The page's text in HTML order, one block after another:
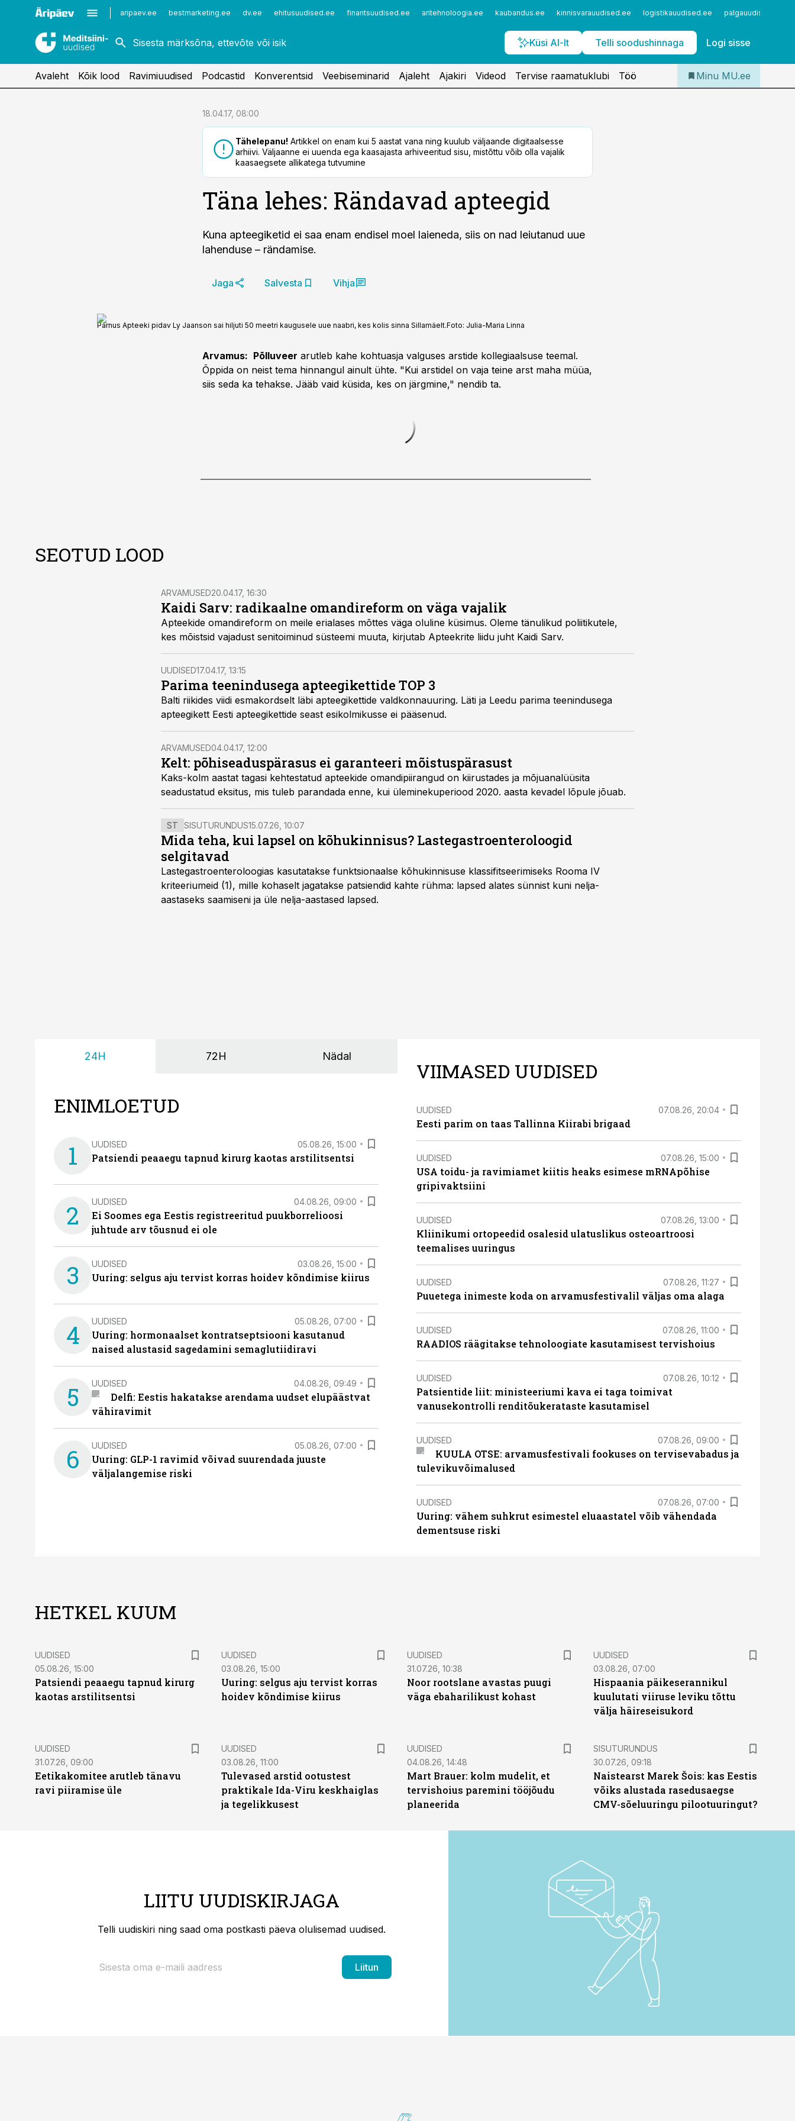
aripaev.ee bestmarketing.ee dv.ee ehitusuudised.ee finantsuudised.ee aritehnoloogia.ee kaubandus.ee kinnisvarauudised.ee logistikauudised.ee palgauudised.ee
Küsi AI-lt Telli soodushinnaga Logi sisse
Kirurgia
Naistehaigused
Vaktsineerimine
Iseteenindus
Telli Meditsiiniuudised
Avaleht Kõik lood Ravimiuudised Podcastid Konverentsid Veebiseminarid Ajaleht Ajakiri Videod Tervise raamatuklubi Töö Minu MU.ee
18.04.17, 08:00
Tähelepanu! Artikkel on enam kui 5 aastat vana ning kuulub väljaande digitaalsesse
arhiivi. Väljaanne ei uuenda ega kaasajasta arhiveeritud sisu, mistõttu võib olla vajalik
kaasaegsete allikatega tutvumine
Täna lehes: Rändavad apteegid
Kuna apteegiketid ei saa enam endisel moel laieneda, siis on nad leiutanud uue
lahenduse – rändamise.
Jaga Salvesta Vihja
Pärnus Apteeki pidav Ly Jaanson sai hiljuti 50 meetri kaugusele uue naabri, kes kolis sinna Sillamäelt.Foto: Julia-Maria Linna
Arvamus: Põlluveer arutleb kahe kohtuasja valguses arstide kollegiaalsuse teemal.
Õppida on neist tema hinnangul ainult ühte. "Kui arstidel on vaja teine arst maha müüa,
siis seda ka tehakse. Jääb vaid küsida, kes on järgmine," nendib ta.
SEOTUD LOOD
ARVAMUSED20.04.17, 16:30
Kaidi Sarv: radikaalne omandireform on väga vajalik
Apteekide omandireform on meile erialases mõttes väga oluline küsimus. Oleme tänulikud poliitikutele,
kes mõistsid vajadust senitoiminud süsteemi muuta, kirjutab Apteekrite liidu juht Kaidi Sarv.
UUDISED17.04.17, 13:15
Parima teenindusega apteegikettide TOP 3
Balti riikides viidi esmakordselt läbi apteegikettide valdkonnauuring. Läti ja Leedu parima teenindusega
apteegikett Eesti apteegikettide seast esikolmikusse ei pääsenud.
ARVAMUSED04.04.17, 12:00
Kelt: põhiseaduspärasus ei garanteeri mõistuspärasust
Kaks-kolm aastat tagasi kehtestatud apteekide omandipiirangud on kiirustades ja mõjuanalüüsita
seadustatud eksitus, mis tuleb parandada enne, kui üleminekuperiood 2020. aasta kevadel lõpule jõuab.
ST SISUTURUNDUS15.07.26, 10:07
Mida teha, kui lapsel on kõhukinnisus? Lastegastroenteroloogid
selgitavad
Lastegastroenteroloogias kasutatakse funktsionaalse kõhukinnisuse klassifitseerimiseks Rooma IV
kriteeriumeid (1), mille kohaselt jagatakse patsiendid kahte rühma: lapsed alates sünnist kuni nelja-
aastaseks saamiseni ja üle nelja-aastased lapsed.
24H 72H Nädal
ENIMLOETUD
1 UUDISED 05.08.26, 15:00
Patsiendi peaaegu tapnud kirurg kaotas arstilitsentsi
2 UUDISED 04.08.26, 09:00
Ei Soomes ega Eestis registreeritud puukborrelioosi
juhtude arv tõusnud ei ole
3 UUDISED 03.08.26, 15:00
Uuring: selgus aju tervist korras hoidev kõndimise kiirus
4 UUDISED 05.08.26, 07:00
Uuring: hormonaalset kontratseptsiooni kasutanud
naised alustasid sagedamini semaglutiidiravi
5 UUDISED 04.08.26, 09:49
Delfi: Eestis hakatakse arendama uudset elupäästvat
vähiravimit
6 UUDISED 05.08.26, 07:00
Uuring: GLP-1 ravimid võivad suurendada juuste
väljalangemise riski
VIIMASED UUDISED
UUDISED 07.08.26, 20:04
Eesti parim on taas Tallinna Kiirabi brigaad
UUDISED 07.08.26, 15:00
USA toidu- ja ravimiamet kiitis heaks esimese mRNApõhise
gripivaktsiini
UUDISED 07.08.26, 13:00
Kliinikumi ortopeedid osalesid ulatuslikus osteoartroosi
teemalises uuringus
UUDISED 07.08.26, 11:27
Puuetega inimeste koda on arvamusfestivalil väljas oma alaga
UUDISED 07.08.26, 11:00
RAADIOS räägitakse tehnoloogiate kasutamisest tervishoius
UUDISED 07.08.26, 10:12
Patsientide liit: ministeeriumi kava ei taga toimivat
vanusekontrolli renditõukerataste kasutamisel
UUDISED 07.08.26, 09:00
KUULA OTSE: arvamusfestivali fookuses on tervisevabadus ja
tulevikuvõimalused
UUDISED 07.08.26, 07:00
Uuring: vähem suhkrut esimestel eluaastatel võib vähendada
dementsuse riski
HETKEL KUUM
UUDISED
05.08.26, 15:00
Patsiendi peaaegu tapnud kirurg
kaotas arstilitsentsi
UUDISED
03.08.26, 15:00
Uuring: selgus aju tervist korras
hoidev kõndimise kiirus
UUDISED
31.07.26, 10:38
Noor rootslane avastas puugi
väga ebaharilikust kohast
UUDISED
03.08.26, 07:00
Hispaania päikeserannikul
kuulutati viiruse leviku tõttu
välja häireseisukord
UUDISED
31.07.26, 09:00
Eetikakomitee arutleb tänavu
ravi piiramise üle
UUDISED
03.08.26, 11:00
Tulevased arstid ootustest
praktikale Ida-Viru keskhaiglas
ja tegelikkusest
UUDISED
04.08.26, 14:48
Mart Brauer: kolm mudelit, et
tervishoius paremini tööjõudu
planeerida
ST
SISUTURUNDUS
30.07.26, 09:18
Naistearst Marek Šois: kas Eestis
võiks alustada rasedusaegse
CMV-sõeluuringu pilootuuringut?
LIITU UUDISKIRJAGA
Telli uudiskiri ning saad oma postkasti päeva olulisemad uudised.
Liitun